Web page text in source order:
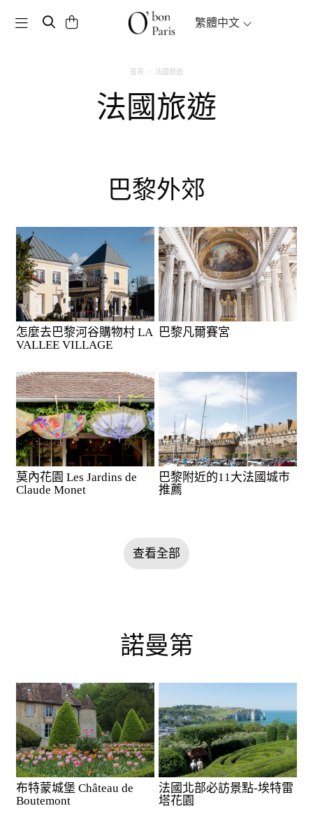
Toggle navigation 繁體中文
首頁 法國旅遊
法國旅遊
巴黎外郊
怎麼去巴黎河谷購物村 LA
VALLEE VILLAGE
巴黎凡爾賽宮
莫內花園 Les Jardins de
Claude Monet
巴黎附近的11大法國城市
推薦
查看全部
諾曼第
布特蒙城堡 Château de
Boutemont
法國北部必訪景點-埃特雷
塔花園